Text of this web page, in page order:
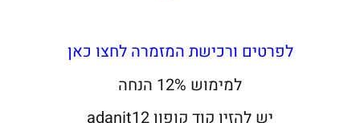
לפרטים ורכישת המזמרה לחצו כאן
למימוש 12% הנחה
יש להזין קוד קופון adanit12